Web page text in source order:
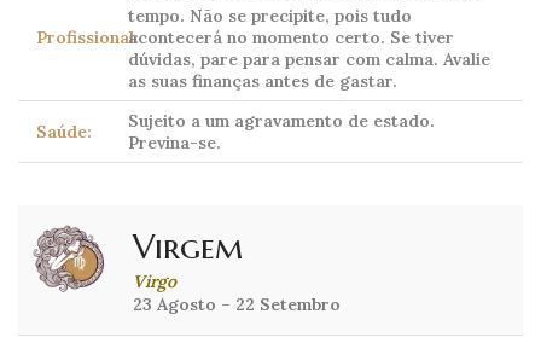
Profissional:
tempo. Não se precipite, pois tudo
acontecerá no momento certo. Se tiver
dúvidas, pare para pensar com calma. Avalie
as suas finanças antes de gastar.
Saúde:
Sujeito a um agravamento de estado.
Previna-se.
Virgem
Virgo
23 Agosto – 22 Setembro